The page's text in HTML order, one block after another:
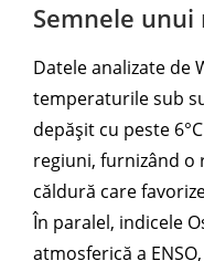
Semnele
Datele analizate de
temperaturile sub
depășit cu peste
regiuni, furnizând o
căldură care
În paralel, indicele
atmosferică a